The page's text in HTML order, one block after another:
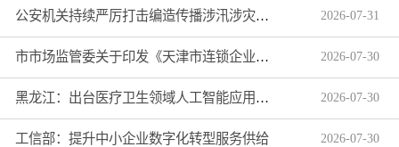
公安机关持续严厉打击编造传播涉汛涉灾网络谣言 2026-07-31
市市场监管委关于印发《天津市连锁企业食品经营许可“先证后核”信用承诺审批实施办法》的通知 2026-07-30
黑龙江：出台医疗卫生领域人工智能应用工作实施方案 2026-07-30
工信部：提升中小企业数字化转型服务供给 2026-07-30